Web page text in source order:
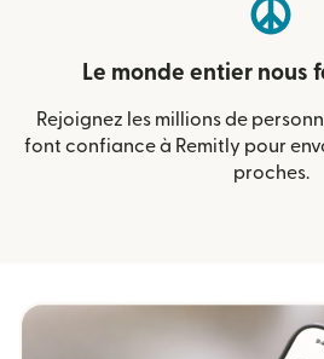
Le monde entier nous
Rejoignez les millions de
font confiance à Remitly pour
proches.